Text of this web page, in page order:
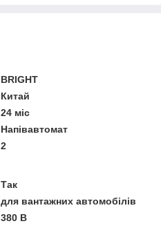
BRIGHT
Китай
24 міс
Напівавтомат
2
Так
для вантажних автомобілів
380 В